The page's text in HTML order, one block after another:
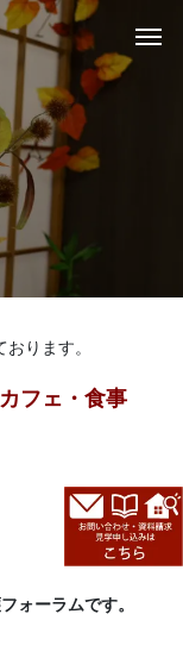
ります。
フェ・食事
ォーラムです。